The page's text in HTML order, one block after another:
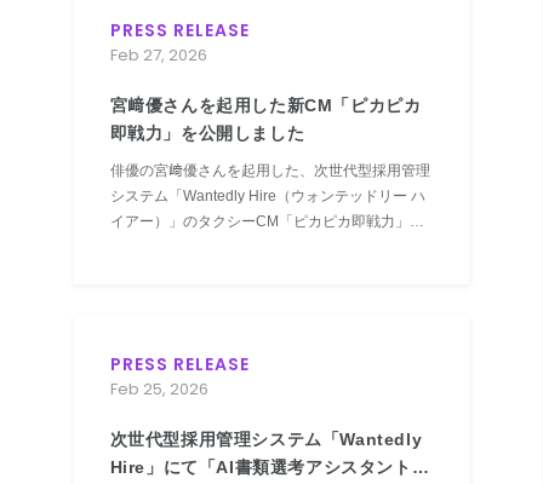
PRESS RELEASE
Feb 27, 2026
宮﨑優さんを起用した新CM「ピカピカ
即戦力」を公開しました
俳優の宮﨑優さんを起用した、次世代型採用管理
システム「Wantedly Hire（ウォンテッドリー ハ
イアー）」のタクシーCM「ピカピカ即戦力」篇
PRESS RELEASE
Feb 25, 2026
次世代型採用管理システム「Wantedly
Hire」にて「AI書類選考アシスタント」